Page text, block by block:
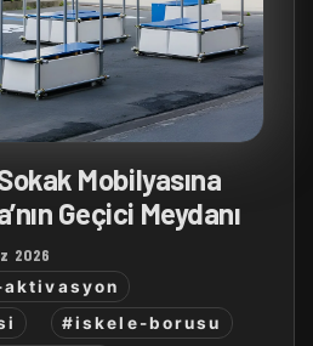
Mobilyasına
Geçici Meydanı
2026
#iskele-borusu